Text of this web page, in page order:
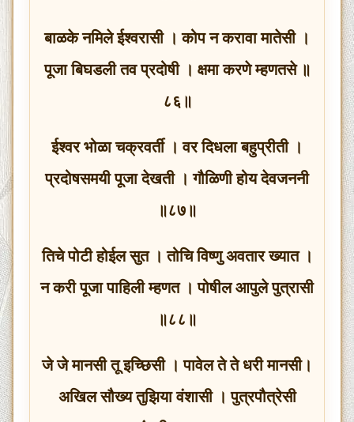
बाळके नमिले ईश्वरासी । कोप न करावा मातेसी ।
पूजा बिघडली तव प्रदोषी । क्षमा करणे म्हणतसे ॥
८६॥
ईश्वर भोळा चक्रवर्ती । वर दिधला बहुप्रीती ।
प्रदोषसमयी पूजा देखती । गौळिणी होय देवजननी
॥८७॥
तिचे पोटी होईल सुत । तोचि विष्णु अवतार ख्यात ।
न करी पूजा पाहिली म्हणत । पोषील आपुले पुत्रासी
॥८८॥
जे जे मानसी तू इच्छिसी । पावेल ते ते धरी मानसी।
अखिल सौख्य तुझिया वंशासी । पुत्रपौत्रेसी